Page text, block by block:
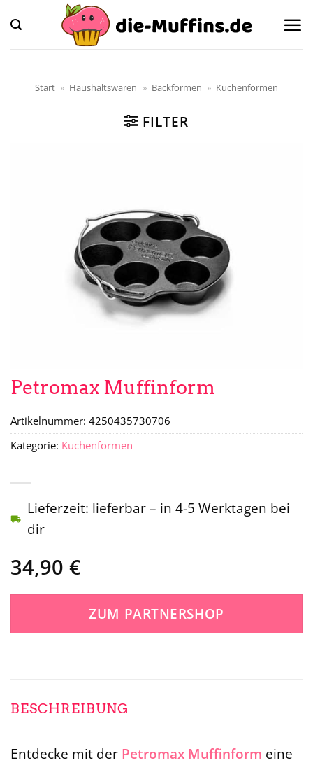
Inhalt
springen
Start » Haushaltswaren » Backformen » Kuchenformen
FILTER
Petromax Muffinform
34,90 €
Lieferzeit: lieferbar – in 4-5 Werktagen bei
dir
ZUM PARTNERSHOP
Artikelnummer: 4250435730706
Kategorie: Kuchenformen
BESCHREIBUNG
Entdecke mit der Petromax Muffinform eine